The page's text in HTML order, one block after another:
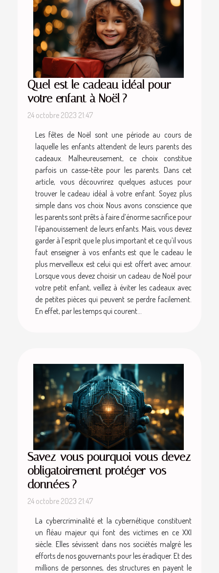
Quel est le cadeau idéal pour
votre enfant à Noël ?
24 octobre 2023 21:47
Les fêtes de Noël sont une période au cours de
laquelle les enfants attendent de leurs parents des
cadeaux. Malheureusement, ce choix constitue
parfois un casse-tête pour les parents. Dans cet
article, vous découvrirez quelques astuces pour
trouver le cadeau idéal à votre enfant. Soyez plus
simple dans vos choix Nous avons conscience que
les parents sont prêts à faire d’énorme sacrifice pour
l’épanouissement de leurs enfants. Mais, vous devez
garder à l’esprit que le plus important et ce qu’il vous
faut enseigner à vos enfants est que le cadeau le
plus merveilleux est celui qui est offert avec amour.
Lorsque vous devez choisir un cadeau de Noël pour
votre petit enfant, veillez à éviter les cadeaux avec
de petites pièces qui peuvent se perdre facilement.
En effet, par les temps qui courent...
Savez-vous pourquoi vous devez
obligatoirement protéger vos
données ?
24 octobre 2023 21:47
La cybercriminalité et la cybernétique constituent
un fléau majeur qui font des victimes en ce XXI
siècle. Elles sévissent dans nos sociétés malgré les
efforts de nos gouvernants pour les éradiquer. Et des
millions de personnes, des structures en payent le